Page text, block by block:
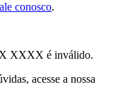
conosco.
XXXX é inválido.
acesse a nossa